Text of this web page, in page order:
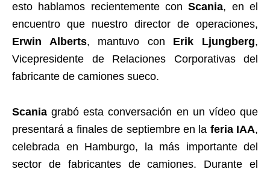
esto hablamos recientemente conScania, en el
encuentro que nuestro director de operaciones,
Erwin Alberts, mantuvo con Erik Ljungberg,
Vicepresidente de Relaciones Corporativas del
fabricante de camiones sueco.
Scania grabó esta conversación en un vídeo que
presentará a finales de septiembre en la feria IAA,
celebrada en Hamburgo, la más importante del
sector de fabricantes de camiones. Durante el